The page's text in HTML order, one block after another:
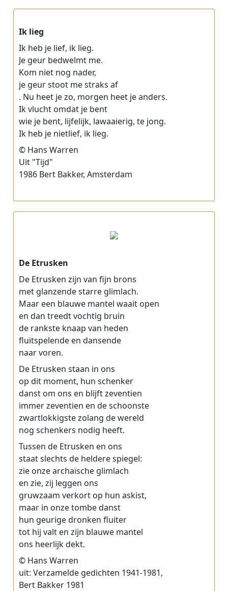
Ik lieg
Ik heb je lief, ik lieg.
Je geur bedwelmt me.
Kom niet nog nader,
je geur stoot me straks af
. Nu heet je zo, morgen heet je anders.
Ik vlucht omdat je bent
wie je bent, lijfelijk, lawaaierig, te jong.
Ik heb je nietlief, ik lieg.
© Hans Warren
Uit "Tijd"
1986 Bert Bakker, Amsterdam
De Etrusken
De Etrusken zijn van fijn brons
met glanzende starre glimlach.
Maar een blauwe mantel waait open
en dan treedt vochtig bruin
de rankste knaap van heden
fluitspelende en dansende
naar voren.
De Etrusken staan in ons
op dit moment, hun schenker
danst om ons en blijft zeventien
immer zeventien en de schoonste
zwartlokkigste zolang de wereld
nog schenkers nodig heeft.
Tussen de Etrusken en ons
staat slechts de heldere spiegel:
zie onze archaïsche glimlach
en zie, zij leggen ons
gruwzaam verkort op hun askist,
maar in onze tombe danst
hun geurige dronken fluiter
tot hij valt en zijn blauwe mantel
ons heerlijk dekt.
© Hans Warren
uit: Verzamelde gedichten 1941-1981,
Bert Bakker 1981